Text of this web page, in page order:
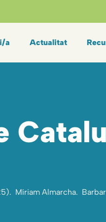
a Actualitat
Míriam Almarcha.